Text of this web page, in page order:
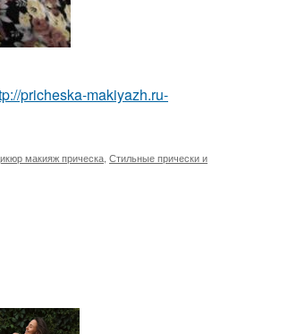
pricheska-makiyazh.ru-
макияж прическа Стильные прически и